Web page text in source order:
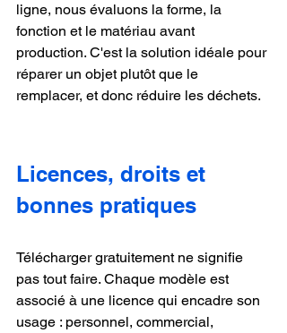
ligne, nous évaluons la forme, la
fonction et le matériau avant
production. C'est la solution idéale pour
réparer un objet plutôt que le
remplacer, et donc réduire les déchets.
Licences, droits et
bonnes pratiques
Télécharger gratuitement ne signifie
pas tout faire. Chaque modèle est
associé à une licence qui encadre son
usage : personnel, commercial,